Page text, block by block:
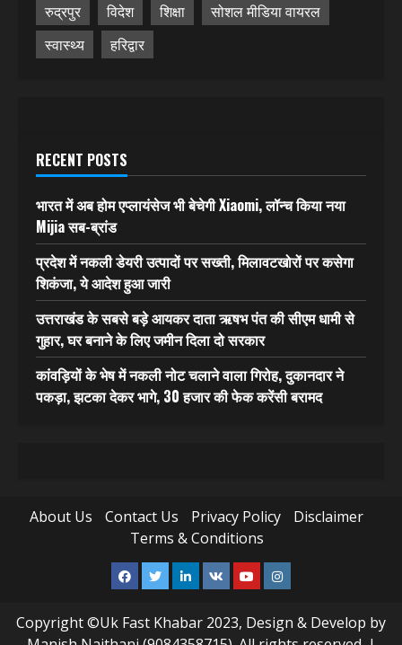
रुद्रपुर
विदेश शिक्षा
सोशल मीडिया वायरल
स्वास्थ्य
हरिद्वार
RECENT POSTS
भारत में अब होम एप्लायंसेज भी बेचेगी Xiaomi, लॉन्च किया नया
Mijia सब-ब्रांड
प्रदेश में नकली डेयरी उत्पादों पर सख्ती, मिलावटखोरों पर कसेगा
शिकंजा, ये आदेश हुआ जारी
उत्तराखंड के सबसे बड़े आयकर दाता ऋषभ पंत की सीएम धामी से
गुहार, घर बनाने के लिए जमीन दिला दो सरकार
कांवड़ियों के भेष में नकली नोट चलाने वाला गिरोह, दुकानदार ने
पकड़ा, झटका देकर भागे, 30 हजार की फेक करेंसी बरामद
About Us Contact Us Privacy Policy
Disclaimer
Terms & Conditions
Facebook
TwitterLinkedin
VK YoutubeInstagram
Copyright ©Uk Fast Khabar 2023, Design & Develop by